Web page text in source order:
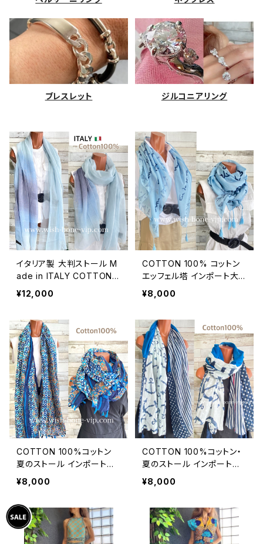
ブレスレット ジルコニアリング
イタリア製 大判ストール M
ade in ITALY COTTON 1
00% コットン｜ロングスト
ール・心地よい肌触りのスカ
¥12,000
COTTON 100% コットン
エッフェル塔 インポート大
判ストール ・心地よい肌触
りのスカーフ/ブルー＆ネイ
¥8,000
COTTON 100%コットン
夏のストール インポート大
判・ロングストール・通気
性・肌触り良いスカーフ/幾
¥8,000
COTTON 100%コットン・
夏のストール インポート大
判ストール ｜通気性・肌触
りの良いロングストール・ス
¥8,000